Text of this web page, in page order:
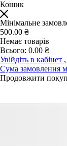
Кошик
Мінімальне
500.00 ₴
Немає товарів
Всього: 0.00 ₴
Увійдіть в кабінет
Сума замовлення
Продовжити